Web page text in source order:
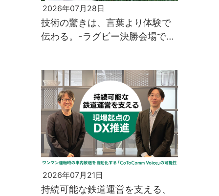
2026年07月28日
技術の驚きは、言葉より体験で
伝わる。-ラグビー決勝会場で生
2026年07月21日
持続可能な鉄道運営を支える、